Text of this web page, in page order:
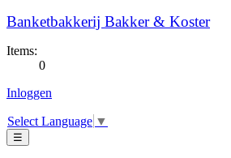
Banketbakkerij Bakker & Koster
Items:
0
Inloggen
Select Language ▼
☰